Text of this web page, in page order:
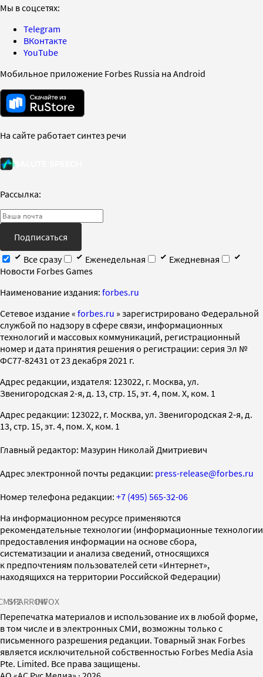
Мы в соцсетях:
Telegram
ВКонтакте
YouTube
Мобильное приложение Forbes Russia на Android
На сайте работает синтез речи
Рассылка:
Подписаться
Все сразу
Еженедельная
Ежедневная
Новости Forbes Games
Наименование издания: forbes.ru
Cетевое издание « forbes.ru » зарегистрировано Федеральной
службой по надзору в сфере связи, информационных
технологий и массовых коммуникаций, регистрационный
номер и дата принятия решения о регистрации: серия Эл №
ФС77-82431 от 23 декабря 2021 г.
Адрес редакции, издателя: 123022, г. Москва, ул.
Звенигородская 2-я, д. 13, стр. 15, эт. 4, пом. X, ком. 1
Адрес редакции: 123022, г. Москва, ул. Звенигородская 2-я, д.
13, стр. 15, эт. 4, пом. X, ком. 1
Главный редактор: Мазурин Николай Дмитриевич
Адрес электронной почты редакции: press-release@forbes.ru
Номер телефона редакции: +7 (495) 565-32-06
На информационном ресурсе применяются
рекомендательные технологии (информационные технологии
предоставления информации на основе сбора,
систематизации и анализа сведений, относящихся
к предпочтениям пользователей сети «Интернет»,
находящихся на территории Российской Федерации)
SPARROWINFOX
Перепечатка материалов и использование их в любой форме,
в том числе и в электронных СМИ, возможны только с
письменного разрешения редакции. Товарный знак Forbes
является исключительной собственностью Forbes Media Asia
Pte. Limited. Все права защищены.